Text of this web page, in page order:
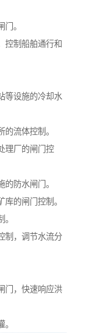
。
控制船舶通行和
等设施的冷却水
流体控制。
理厂的闸门控
防水闸门。
的闸门控制。
制，调节水流分
门，快速响应洪